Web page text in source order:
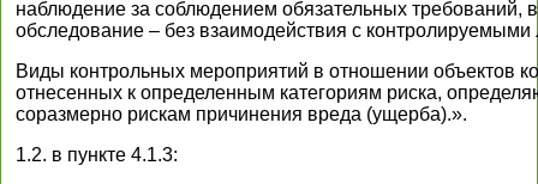
наблюдение за соблюдением обязательных требований,
обследование – без взаимодействия с контролируемыми
Виды контрольных мероприятий в отношении объектов
отнесенных к определенным категориям риска,
соразмерно рискам причинения вреда (ущерба).».
1.2. в пункте 4.1.3: